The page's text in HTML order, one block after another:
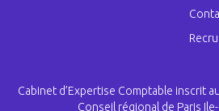
Cabinet d’Expertise Comptable inscrit
Conseil régional de Paris